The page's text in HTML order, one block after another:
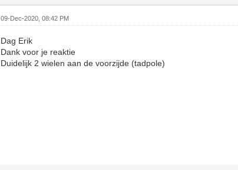
09-Dec-2020, 08:42 PM
Dag Erik
Dank voor je reaktie
Duidelijk 2 wielen aan de voorzijde (tadpole)